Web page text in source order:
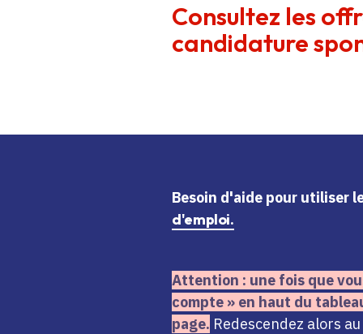
Consultez les
candidature
Besoin d'aide pour utiliser
d'emploi.
Attention : une fois que
compte » en haut du
page. Redescendez alors